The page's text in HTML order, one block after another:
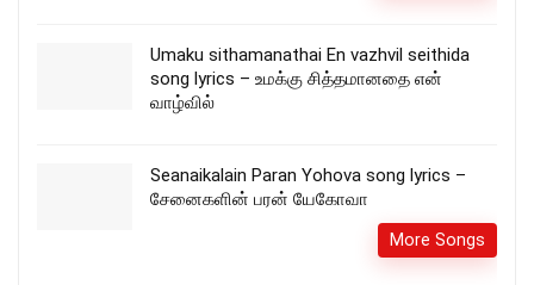
Umaku sithamanathai En vazhvil seithida
song lyrics – உமக்கு சித்தமானதை என்
வாழ்வில்
Seanaikalain Paran Yohova song lyrics –
சேனைகளின் பரன் யேகோவா
More Songs